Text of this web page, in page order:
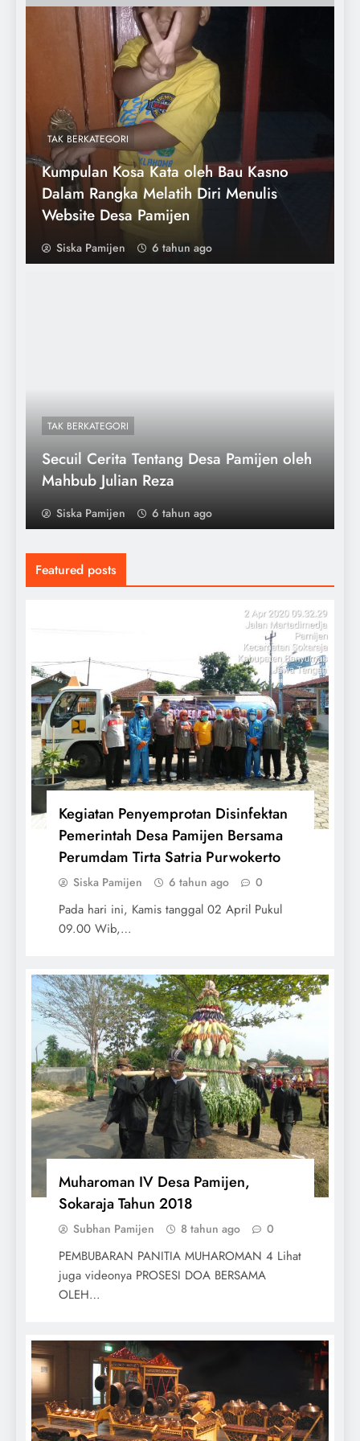
Desa Pamijen
TAK BERKATEGORI
Kumpulan Kosa Kata oleh Bau Kasno
Dalam Rangka Melatih Diri Menulis
Website Desa Pamijen
Siska Pamijen 6 tahun ago
TAK BERKATEGORI
Secuil Cerita Tentang Desa Pamijen oleh
Mahbub Julian Reza
Siska Pamijen 6 tahun ago
Featured posts
Kegiatan Penyemprotan Disinfektan
Pemerintah Desa Pamijen Bersama
Perumdam Tirta Satria Purwokerto
Siska Pamijen 6 tahun ago 0
Pada hari ini, Kamis tanggal 02 April Pukul
09.00 Wib,…
Muharoman IV Desa Pamijen,
Sokaraja Tahun 2018
Subhan Pamijen 8 tahun ago 0
PEMBUBARAN PANITIA MUHAROMAN 4 Lihat
juga videonya PROSESI DOA BERSAMA
OLEH…